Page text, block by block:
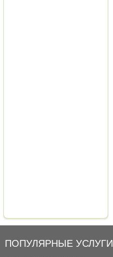
ПОПУЛЯРНЫЕ УСЛУГИ